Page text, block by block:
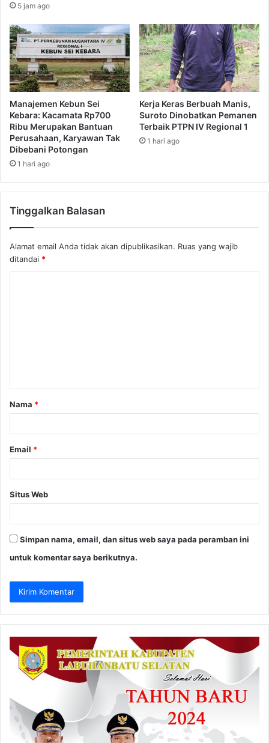
5 jam ago
Manajemen Kebun Sei
Kebara: Kacamata Rp700
Ribu Merupakan Bantuan
Perusahaan, Karyawan Tak
Dibebani Potongan
1 hari ago
Kerja Keras Berbuah Manis,
Suroto Dinobatkan Pemanen
Terbaik PTPN IV Regional 1
1 hari ago
Tinggalkan Balasan
Alamat email Anda tidak akan dipublikasikan. Ruas yang wajib
ditandai *
a
r
Nama *
Email *
Situs Web
Simpan nama, email, dan situs web saya pada peramban ini
untuk komentar saya berikutnya.